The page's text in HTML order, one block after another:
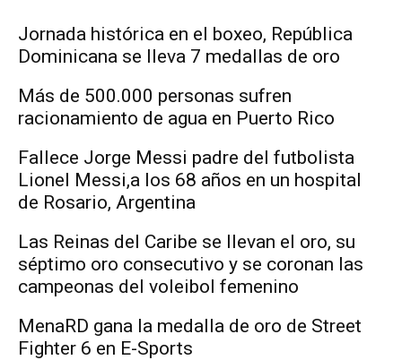
Jornada histórica en el boxeo, República
Dominicana se lleva 7 medallas de oro
Más de 500.000 personas sufren
racionamiento de agua en Puerto Rico
Fallece Jorge Messi padre del futbolista
Lionel Messi,a los 68 años en un hospital
de Rosario, Argentina
Las Reinas del Caribe se llevan el oro, su
séptimo oro consecutivo y se coronan las
campeonas del voleibol femenino
MenaRD gana la medalla de oro de Street
Fighter 6 en E-Sports